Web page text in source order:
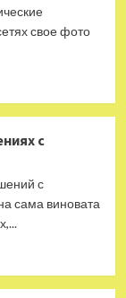
свое фото
с
с
сама виновата